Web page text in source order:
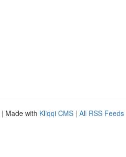
| Made with Kliqqi CMS | All RSS Feeds